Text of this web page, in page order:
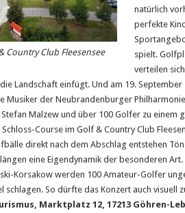
Country Club Fleesensee
natürlich
perfekte
spielt.
verteilen
Landschaft einfügt. Und am 19.
Musiker der Neubrandenburger
Malzew und über 100 Golfer zu einem
Course im Golf & Country Club
direkt nach dem Abschlag entstehen
eine Eigendynamik der besonderen
Korsakow werden 100 Amateur-Golfer
schlagen. So dürfte das Konzert auch visuell
Marktplatz 12, 17213 Göhren-